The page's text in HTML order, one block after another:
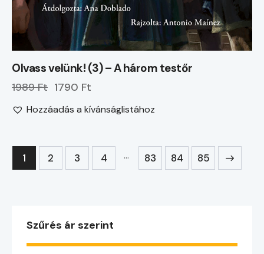
Olvass velünk! (3) – A három testőr
1989 Ft 1790 Ft
Hozzáadás a kívánságlistához
1 2 3 4 … 83 84 85
→
Szűrés ár szerint